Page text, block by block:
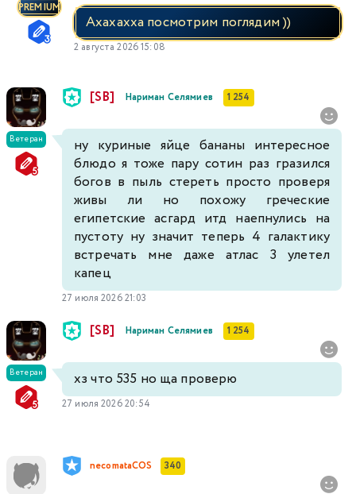
PREMIUM
Ахахахха посмотрим поглядим ))
2 августа 2026 15:08
Ветеран
[SB] Нариман Селямиев 1 254
ну куриные яйце бананы интересное
блюдо я тоже пару сотин раз гразился
богов в пыль стереть просто проверя
живы ли но похожу греческие
египетские асгард итд наепнулись на
пустоту ну значит теперь 4 галактику
встречать мне даже атлас 3 улетел
капец
27 июля 2026 21:03
Ветеран
[SB] Нариман Селямиев 1 254
хз что 535 но ща проверю
27 июля 2026 20:54
necomataCOS 340